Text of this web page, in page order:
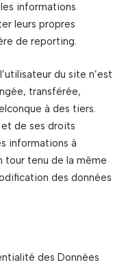
informations
leurs propres
de reporting.
du site n’est
transférée,
à des tiers.
de ses droits
informations à
tour tenu de la même
des données
des Données